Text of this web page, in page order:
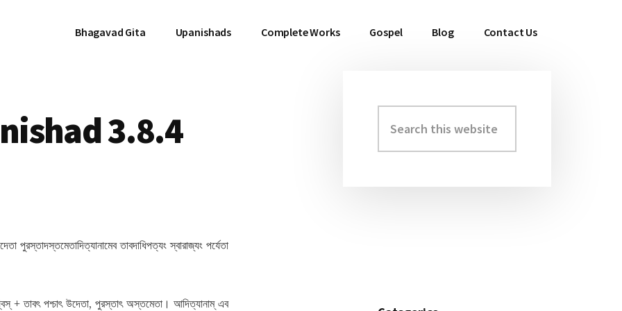
Bhagavad Gita Upanishads Complete Works Gospel Blog Contact Us
3.8.4
পুরস্তাদস্তমেতাদিত্যানামেব তাবদাধিপত্যং স্বারাজ্যং পর্যেতা
+ তাবৎ পশ্চাৎ উদেতা, পুরস্তাৎ অস্তমেতা। আদিত্যানাম্ এব
Primary
Sidebar
this
website